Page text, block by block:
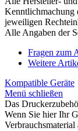
Kenntlichmachung
jeweiligen
Alle Angaben der
Fragen zum
Weitere
Kompatible Geräte
Menü schließen
Das
Wenn Sie hier Ihr
Verbrauchsmaterial